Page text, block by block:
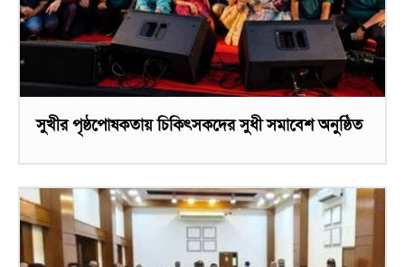
সুখীর পৃষ্ঠপোষকতায় চিকিৎসকদের সুধী সমাবেশ অনুষ্ঠিত